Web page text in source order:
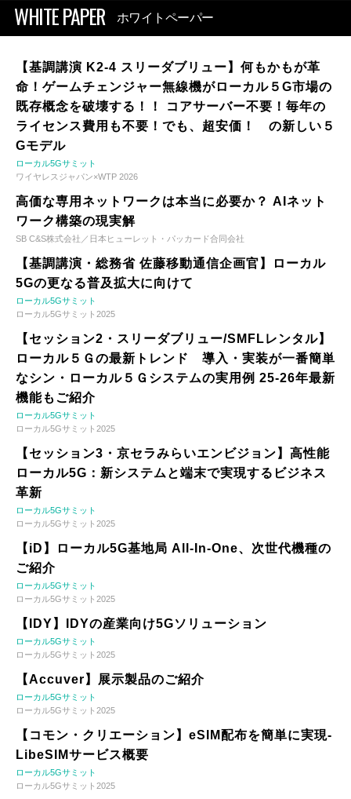
WHITE PAPER ホワイトペーパー
【基調講演 K2-4 スリーダブリュー】何もかもが革
命！ゲームチェンジャー無線機がローカル５G市場の
既存概念を破壊する！！ コアサーバー不要！毎年の
ライセンス費用も不要！でも、超安価！ の新しい５
Gモデル
ローカル5Gサミット
ワイヤレスジャパン×WTP 2026
高価な専用ネットワークは本当に必要か？ AIネット
ワーク構築の現実解
SB C&S株式会社／日本ヒューレット・パッカード合同会社
【基調講演・総務省 佐藤移動通信企画官】ローカル
5Gの更なる普及拡大に向けて
ローカル5Gサミット
ローカル5Gサミット2025
【セッション2・スリーダブリュー/SMFLレンタル】
ローカル５Ｇの最新トレンド 導入・実装が一番簡単
なシン・ローカル５Ｇシステムの実用例 25-26年最新
機能もご紹介
ローカル5Gサミット
ローカル5Gサミット2025
【セッション3・京セラみらいエンビジョン】高性能
ローカル5G：新システムと端末で実現するビジネス
革新
ローカル5Gサミット
ローカル5Gサミット2025
【iD】ローカル5G基地局 All-In-One、次世代機種の
ご紹介
ローカル5Gサミット
ローカル5Gサミット2025
【IDY】IDYの産業向け5Gソリューション
ローカル5Gサミット
ローカル5Gサミット2025
【Accuver】展示製品のご紹介
ローカル5Gサミット
ローカル5Gサミット2025
【コモン・クリエーション】eSIM配布を簡単に実現-
LibeSIMサービス概要
ローカル5Gサミット
ローカル5Gサミット2025